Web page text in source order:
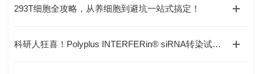
293T细胞全攻略，从养细胞到避坑一站式搞定！
科研人狂喜！Polyplus INTERFERin® siRNA转染试剂——1nM搞定高效基因沉默